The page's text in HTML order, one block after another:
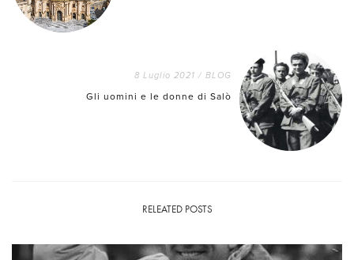
8 Luglio 2021 / BLOG
Gli uomini e le donne di Salò
RELEATED POSTS